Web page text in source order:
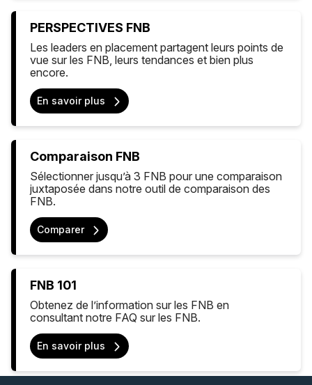
PERSPECTIVES FNB
Les leaders en placement partagent leurs points de
vue sur les FNB, leurs tendances et bien plus
encore.
En savoir plus
Comparaison FNB
Sélectionner jusqu’à 3 FNB pour une comparaison
juxtaposée dans notre outil de comparaison des
FNB.
Comparer
FNB 101
Obtenez de l’information sur les FNB en
consultant notre FAQ sur les FNB.
En savoir plus